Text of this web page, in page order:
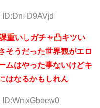
ID:Dn+D9AVjd
重いしガチャ凸キツい
そうだった世界観がエロ
ムはやった事ないけどキ
はなるかもしれん
ID:WmxGboew0